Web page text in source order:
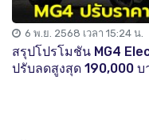
6 พ.ย. 2568 เวลา 15:24 น.
สรุปโปรโมชัน MG4
ปรับลดสูงสุด 190,000 บ